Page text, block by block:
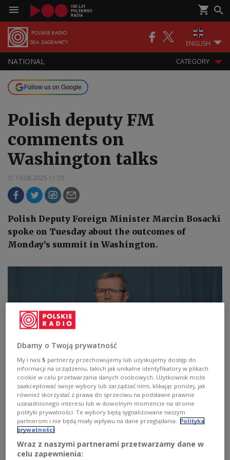
ENGLISH
NATIONAL CATEGORY
Follow us on Google
Polish deputy FM
comments on
Washington talks
19.08.2025 11:55
Polish Deputy Foreign Minister Marcin Bosacki
spoke on Tuesday about the outcomes of
Monday’s summit in Washington.
Marcin Bosacki Przemysław Chmielewski/Polskie Radio
Speaking toTVN24, Bosacki said: “Neither
Ukrainians nor Europeans will trust further paper
guarantees. Ukraine had - and theoretically still
has - such guarantees from Russia, but they were
Dbamy o Twoją prywatność
My i nasi5 partnerzy przechowujemy lub uzyskujemy dostęp do
informacji na urządzeniu, takich jak unikalne identyfikatory w plikach
cookie w celu przetwarzania danych osobowych. Użytkownik może
zaakceptować swoje wybory lub zarządzać nimi, klikając poniżej, jak
również skorzystać z prawa do sprzeciwu na podstawie prawnie
uzasadnionego interesu lub w dowolnym momencie na stronie
polityki prywatności. Te wybory będą sygnalizowane naszym
partnerom i nie będą miały wpływu na dane przeglądania. Polityka
prywatności
Wraz z naszymi partnerami przetwarzamy dane w
celu zapewnienia: